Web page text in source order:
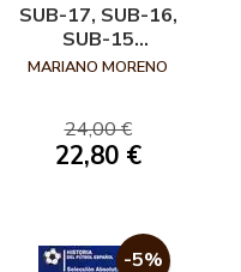
SUB-17, SUB-16,
SUB-15
SELECCIONES
FÚTBOL ESPAÑOL.
MARIANO MORENO
24,00 €
22,80 €
-5%